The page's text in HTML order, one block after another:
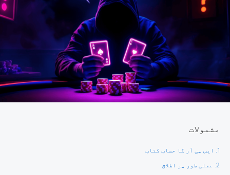
مشمولات
1. ایس پی آر کا حساب کتاب
2. عملی طور پر اطلاق